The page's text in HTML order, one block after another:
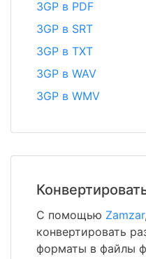
3GP в PDF
3GP в SRT
3GP в TXT
3GP в WAV
3GP в WMV
С помощью Zamzar
конвертировать
форматы в файлы